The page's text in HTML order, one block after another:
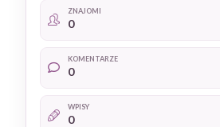
ZNAJOMI
0
KOMENTARZE
0
WPISY
0